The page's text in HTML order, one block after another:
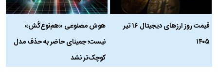
قیمت روز ارز‌های دیجیتال ۱۶ تیر
۱۴۰۵
هوش مصنوعی «هم‌نوع‌کُش»
نیست؛ جمینای حاضر به حذف مدل
کوچک‌تر نشد